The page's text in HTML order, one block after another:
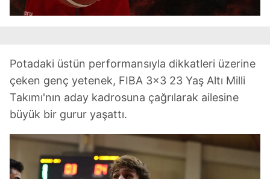
Potadaki üstün performansıyla dikkatleri üzerine
çeken genç yetenek, FIBA 3x3 23 Yaş Altı Milli
Takımı'nın aday kadrosuna çağrılarak ailesine
büyük bir gurur yaşattı.